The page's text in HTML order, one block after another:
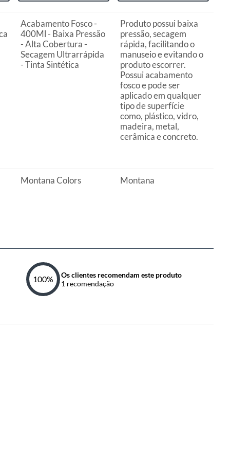
Acabamento Fosco -
400Ml - Baixa Pressão
- Alta Cobertura -
Secagem Ultrarrápida
- Tinta Sintética
Produto possui baixa
pressão, secagem
rápida, facilitando o
manuseio e evitando o
produto escorrer.
Possui acabamento
fosco e pode ser
aplicado em qualquer
tipo de superfície
como, plástico, vidro,
madeira, metal,
cerâmica e concreto.
Montana Colors Montana
100%
Os clientes recomendam este produto
1 recomendação